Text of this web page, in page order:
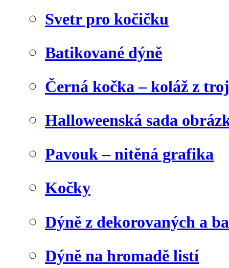
Svetr pro kočičku
Batikované dýně
Černá kočka – koláž z
Halloweenská sada
Pavouk – nitěná grafika
Kočky
Dýně z dekorovaných a
Dýně na hromadě listí